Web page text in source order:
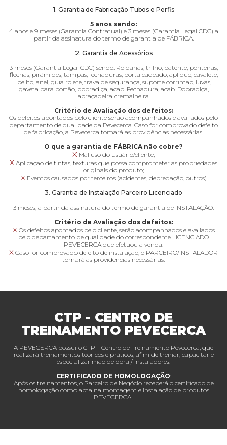
1. Garantia de Fabricação Tubos e Perfis
5 anos sendo:
4 anos e 9 meses (Garantia Contratual) e 3 meses (Garantia Legal CDC) a
partir da assinatura do termo de garantia de FÁBRICA.
2. Garantia de Acessórios
3 meses (Garantia Legal CDC) sendo: Roldanas, trilho, batente, ponteiras,
flechas, pirâmides, tampas, fechaduras, porta cadeado, aplique, cavalete,
joelho, anel, guia rolete, trava de segurança, suporte corrimão, luvas,
gaveta para portão, dobradiça, acab. Fechadura, acab. Dobradiça,
abraçadeira cremalheira.
Critério de Avaliação dos defeitos:
Os defeitos apontados pelo cliente serão acompanhados e avaliados pelo
departamento de qualidade da Pevecerca. Caso for comprovado defeito
de fabricação, a Pevecerca tomará as providências necessárias.
O que a garantia de FÁBRICA não cobre?
x Mal uso do usuário/cliente;
x Aplicação de tintas, texturas que possa comprometer as propriedades
originais do produto;
x Eventos causados por terceiros (acidentes, depredação, outros)
3. Garantia de Instalação Parceiro Licenciado
3 meses, a partir da assinatura do termo de garantia de INSTALAÇÃO.
Critério de Avaliação dos defeitos:
x Os defeitos apontados pelo cliente, serão acompanhados e avaliados
pelo departamento de qualidade do correspondente LICENCIADO
PEVECERCA que efetuou a venda.
x Caso for comprovado defeito de instalação, o PARCEIRO/INSTALADOR
tomará as providências necessárias.
CTP - CENTRO DE
TREINAMENTO PEVECERCA
A PEVECERCA possui o CTP – Centro de Treinamento Pevecerca, que
realizará treinamentos teóricos e práticos, afim de treinar, capacitar e
especializar mão de obra / instaladores.
CERTIFICADO DE HOMOLOGAÇÃO:
Após os treinamentos, o Parceiro de Negócio receberá o certificado de
homologação como apta na montagem e instalação de produtos
PEVECERCA .